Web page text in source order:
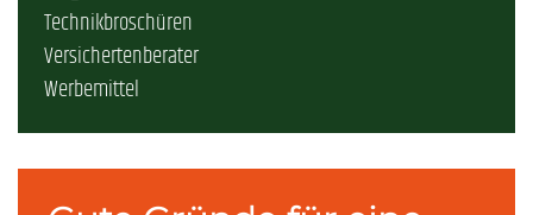
Technikbroschüren
Versichertenberater
Werbemittel